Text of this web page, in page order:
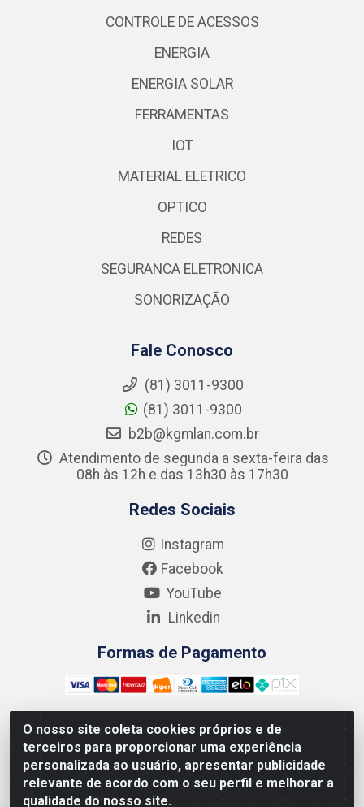
O nosso site coleta cookies próprios e de
terceiros para proporcionar uma experiência
personalizada ao usuário, apresentar publicidade
relevante de acordo com o seu perfil e melhorar a
qualidade do nosso site.
CONTROLE DE ACESSOS
ENERGIA
ENERGIA SOLAR
FERRAMENTAS
IOT
MATERIAL ELETRICO
OPTICO
REDES
SEGURANCA ELETRONICA
SONORIZAÇÃO
Fale Conosco
(81) 3011-9300
(81) 3011-9300
b2b@kgmlan.com.br
Atendimento de segunda a sexta-feira das
08h às 12h e das 13h30 às 17h30
Redes Sociais
Instagram
Facebook
YouTube
Linkedin
Formas de Pagamento
Kgmlan Distribuidora LTDA - CNPJ 18.217.682/0001-54 -
Rua Pedro de Barros Cavalcante, 58 - Bultrins, Olinda/PE
- CEP 53320-110